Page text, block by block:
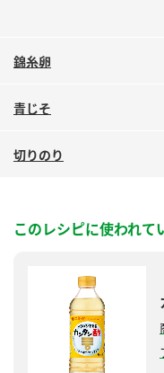
錦糸卵
青じそ
切りのり
このレシピに使われて